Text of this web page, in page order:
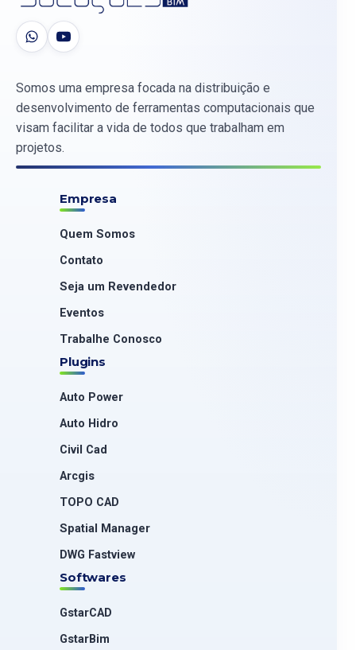
Somos uma empresa focada na distribuição e
desenvolvimento de ferramentas computacionais que
visam facilitar a vida de todos que trabalham em
projetos.
Empresa
Quem Somos
Contato
Seja um Revendedor
Eventos
Trabalhe Conosco
Plugins
Auto Power
Auto Hidro
Civil Cad
Arcgis
TOPO CAD
Spatial Manager
DWG Fastview
Softwares
GstarCAD
GstarBim